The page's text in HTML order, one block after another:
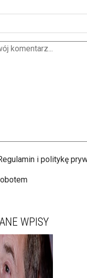
i politykę
WPISY